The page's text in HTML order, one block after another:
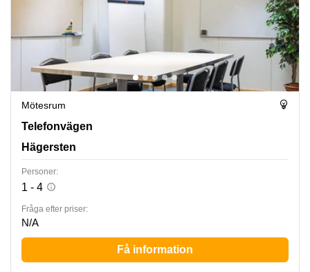
Mötesrum
Telefonvägen 30, Hägersten
Telefonvägen
Hägersten
Personer:
1 - 4
Fråga efter priser:
N/A
Få information